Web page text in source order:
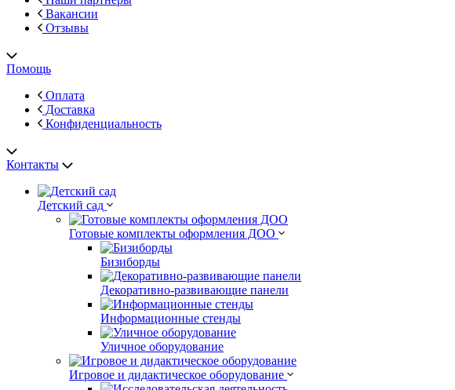
Вакансии
Отзывы
Помощь
Оплата
Доставка
Конфиденциальность
Контакты
Детский сад
Готовые комплекты оформления ДОО
Бизиборды
Декоративно-развивающие панели
Информационные стенды
Уличное оборудование
Игровое и дидактическое оборудование